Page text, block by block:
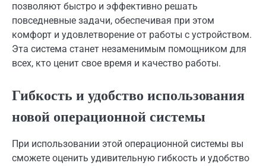
позволяют быстро и эффективно решать
повседневные задачи, обеспечивая при этом
комфорт и удовлетворение от работы с устройством.
Эта система станет незаменимым помощником для
всех, кто ценит свое время и качество работы.
Гибкость и удобство использования
новой операционной системы
При использовании этой операционной системы вы
сможете оценить удивительную гибкость и удобство